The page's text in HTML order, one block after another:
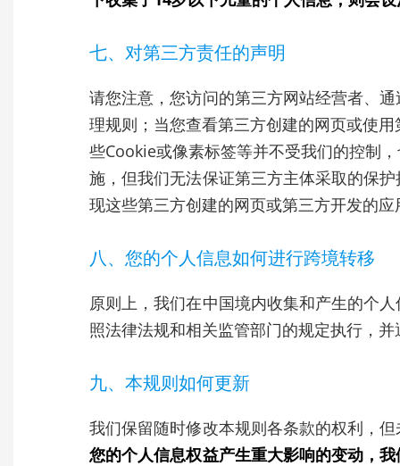
七、对第三方责任的声明
请您注意，您访问的第三方网站经营者、
理规则；当您查看第三方创建的网页或使
些Cookie或像素标签等并不受我们的控制
施，但我们无法保证第三方主体采取的保
现这些第三方创建的网页或第三方开发的
八、您的个人信息如何进行跨境转移
原则上，我们在中国境内收集和产生的个
照法律法规和相关监管部门的规定执行，
九、本规则如何更新
我们保留随时修改本规则各条款的权利，
您的个人信息权益产生重大影响的变动，